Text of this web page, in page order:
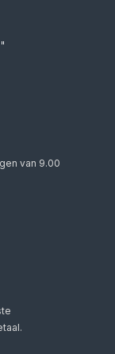
van 9.00